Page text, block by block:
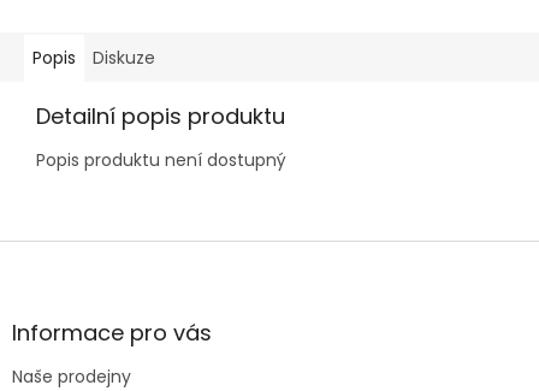
Popis Diskuze
Detailní popis produktu
Popis produktu není dostupný
Z
aInformace pro vás
Naše prodejny